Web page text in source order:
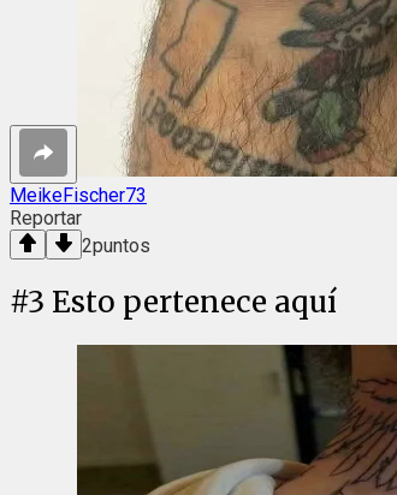
MeikeFischer73
Reportar
2puntos
#3 Esto pertenece aquí